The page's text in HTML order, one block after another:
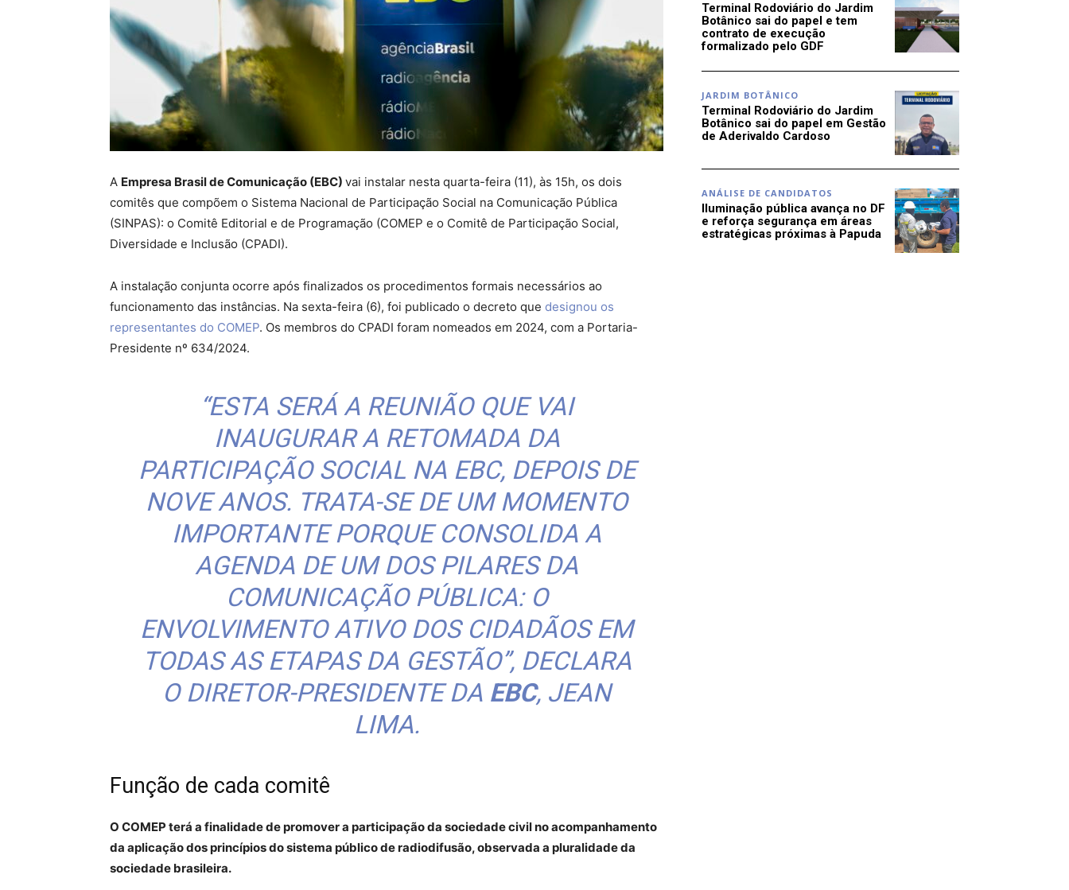
A Empresa Brasil de Comunicação (EBC) vai instalar nesta quarta-feira (11), às 15h, os dois
comitês que compõem o Sistema Nacional de Participação Social na Comunicação Pública
(SINPAS): o Comitê Editorial e de Programação (COMEP e o Comitê de Participação Social,
Diversidade e Inclusão (CPADI).
A instalação conjunta ocorre após finalizados os procedimentos formais necessários ao
funcionamento das instâncias. Na sexta-feira (6), foi publicado o decreto que designou os
representantes do COMEP. Os membros do CPADI foram nomeados em 2024, com a Portaria-
Presidente nº 634/2024.
“ESTA SERÁ A REUNIÃO QUE VAI
INAUGURAR A RETOMADA DA
PARTICIPAÇÃO SOCIAL NA EBC, DEPOIS DE
NOVE ANOS. TRATA-SE DE UM MOMENTO
IMPORTANTE PORQUE CONSOLIDA A
AGENDA DE UM DOS PILARES DA
COMUNICAÇÃO PÚBLICA: O
ENVOLVIMENTO ATIVO DOS CIDADÃOS EM
TODAS AS ETAPAS DA GESTÃO”, DECLARA
O DIRETOR-PRESIDENTE DA EBC, JEAN
LIMA.
Função de cada comitê
O COMEP terá a finalidade de promover a participação da sociedade civil no acompanhamento
da aplicação dos princípios do sistema público de radiodifusão, observada a pluralidade da
sociedade brasileira.
Terminal Rodoviário do Jardim
Botânico sai do papel e tem
contrato de execução
formalizado pelo GDF
JARDIM BOTÂNICO
Terminal Rodoviário do Jardim
Botânico sai do papel em Gestão
de Aderivaldo Cardoso
ANÁLISE DE CANDIDATOS
Iluminação pública avança no DF
e reforça segurança em áreas
estratégicas próximas à Papuda